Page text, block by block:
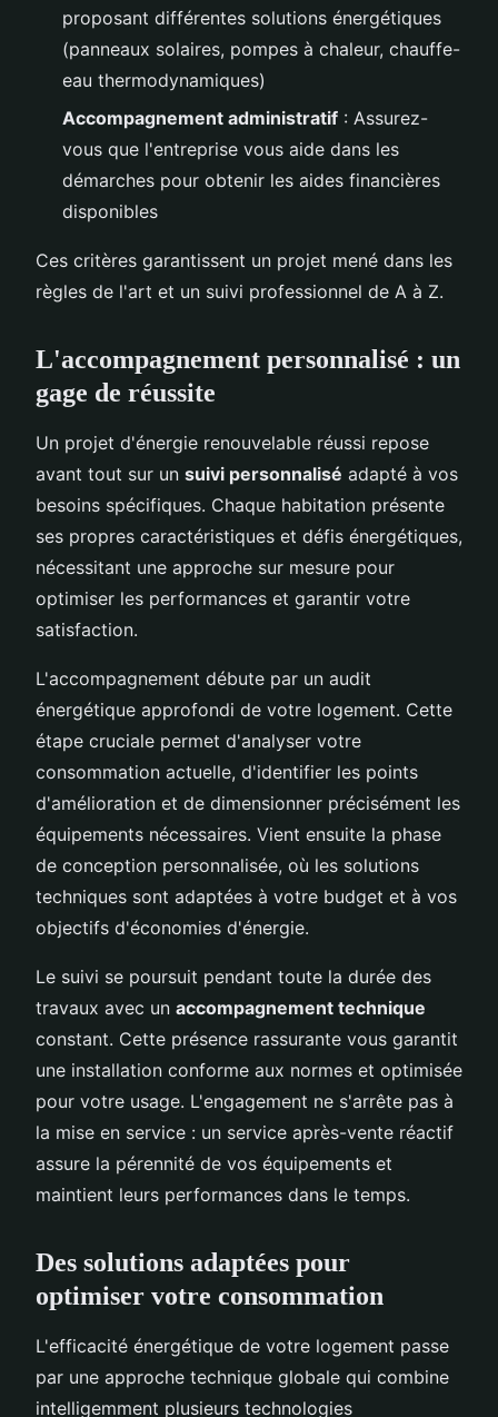
proposant différentes solutions énergétiques
(panneaux solaires, pompes à chaleur, chauffe-
eau thermodynamiques)
Accompagnement administratif : Assurez-
vous que l'entreprise vous aide dans les
démarches pour obtenir les aides financières
disponibles
Ces critères garantissent un projet mené dans les
règles de l'art et un suivi professionnel de A à Z.
L'accompagnement personnalisé : un
gage de réussite
Un projet d'énergie renouvelable réussi repose
avant tout sur un suivi personnalisé adapté à vos
besoins spécifiques. Chaque habitation présente
ses propres caractéristiques et défis énergétiques,
nécessitant une approche sur mesure pour
optimiser les performances et garantir votre
satisfaction.
L'accompagnement débute par un audit
énergétique approfondi de votre logement. Cette
étape cruciale permet d'analyser votre
consommation actuelle, d'identifier les points
d'amélioration et de dimensionner précisément les
équipements nécessaires. Vient ensuite la phase
de conception personnalisée, où les solutions
techniques sont adaptées à votre budget et à vos
objectifs d'économies d'énergie.
Le suivi se poursuit pendant toute la durée des
travaux avec un accompagnement technique
constant. Cette présence rassurante vous garantit
une installation conforme aux normes et optimisée
pour votre usage. L'engagement ne s'arrête pas à
la mise en service : un service après-vente réactif
assure la pérennité de vos équipements et
maintient leurs performances dans le temps.
Des solutions adaptées pour
optimiser votre consommation
L'efficacité énergétique de votre logement passe
par une approche technique globale qui combine
intelligemment plusieurs technologies